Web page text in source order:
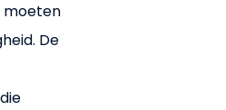
moeten
De